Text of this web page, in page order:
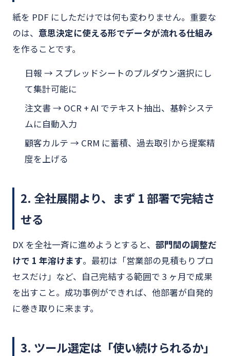
紙を PDF にしただけでは何も変わりません。重要な
のは、 意思決定に使える形でデータが流れる仕組み
を作ることです。
日報 → スプレッドシートのプルダウン選択にし
て集計可能に
注文書 → OCR + AI でテキスト抽出、基幹システ
ムに自動入力
顧客カルテ → CRM に蓄積、過去取引から提案精
度を上げる
2. 全社展開より、まず 1 部署で完結さ
せる
DX を全社一斉に進めようとすると、 部門間の調整だ
けで 1 年溶けます。最初は「営業部の見積もりプロ
セスだけ」など、自己完結する範囲で 3 ヶ月で成果
を出すこと。成功事例ができれば、他部署が自発的
に巻き取りに来ます。
3. ツール選定は「使い続けられるか」